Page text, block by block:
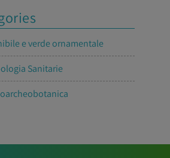
e verde ornamentale
Sanitarie